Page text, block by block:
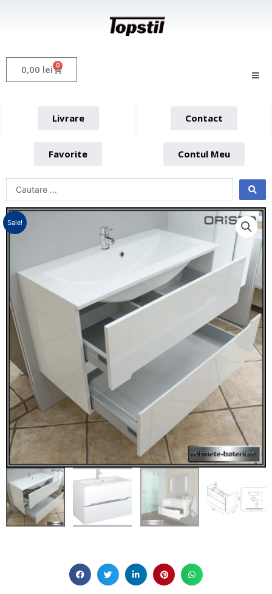
0,00 lei 0 Cart
Livrare Contact
Favorite Contul Meu
Sale!